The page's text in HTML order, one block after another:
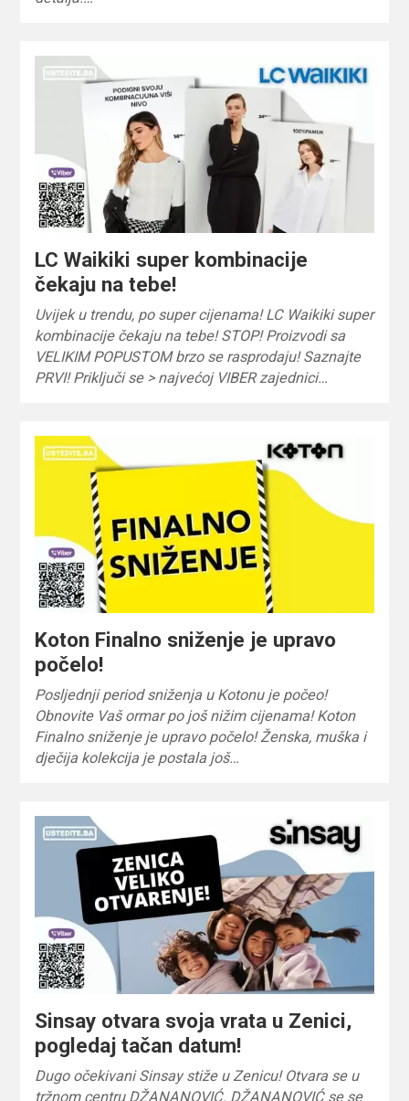
LC Waikiki super kombinacije
čekaju na tebe!
Uvijek u trendu, po super cijenama! LC Waikiki super
kombinacije čekaju na tebe! STOP! Proizvodi sa
VELIKIM POPUSTOM brzo se rasprodaju! Saznajte
PRVI! Priključi se > najvećoj VIBER zajednici…
Koton Finalno sniženje je upravo
počelo!
Posljednji period sniženja u Kotonu je počeo!
Obnovite Vaš ormar po još nižim cijenama! Koton
Finalno sniženje je upravo počelo! Ženska, muška i
dječija kolekcija je postala još…
Sinsay otvara svoja vrata u Zenici,
pogledaj tačan datum!
Dugo očekivani Sinsay stiže u Zenicu! Otvara se u
tržnom centru DŽANANOVIĆ. DŽANANOVIĆ se se